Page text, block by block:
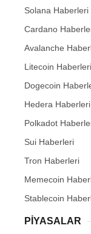
Solana Haberleri
Cardano
Avalanche
Litecoin Haberleri
Dogecoin
Hedera Haberleri
Polkadot
Sui Haberleri
Tron Haberleri
Memecoin
Stablecoin
PIYASALAR